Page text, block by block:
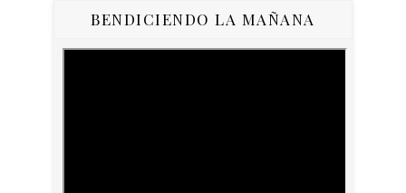
BENDICIENDO LA MAÑANA